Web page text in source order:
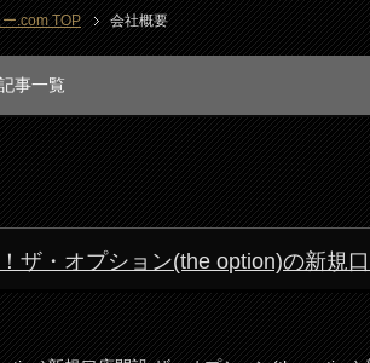
.com TOP 会社概要
事一覧
ザ・オプション(the option)の新規